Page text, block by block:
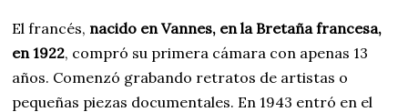
El francés, nacido en Vannes, en la Bretaña francesa,
en 1922, compró su primera cámara con apenas 13
años. Comenzó grabando retratos de artistas o
pequeñas piezas documentales. En 1943 entró en el